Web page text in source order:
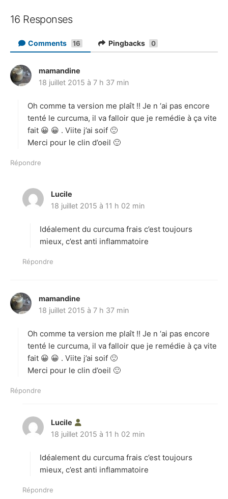
16 Responses
Comments 16 Pingbacks 0
mamandine
i
:
18 juillet 2015 à 7 h 37 min
Oh comme ta version me plaît !! Je n ‘ai pas encore
tenté le curcuma, il va falloir que je remédie à ça vite
fait 😀 😀 . Viite j’ai soif 🙂
Merci pour le clin d’oeil 🙂
Répondre
Lucile
i
:
18 juillet 2015 à 11 h 02 min
Idéalement du curcuma frais c’est toujours
mieux, c’est anti inflammatoire
Répondre
mamandine
i
:
18 juillet 2015 à 7 h 37 min
Oh comme ta version me plaît !! Je n ‘ai pas encore
tenté le curcuma, il va falloir que je remédie à ça vite
fait 😀 😀 . Viite j’ai soif 🙂
Merci pour le clin d’oeil 🙂
Répondre
Lucile
i
:
18 juillet 2015 à 11 h 02 min
Idéalement du curcuma frais c’est toujours
mieux, c’est anti inflammatoire
Répondre